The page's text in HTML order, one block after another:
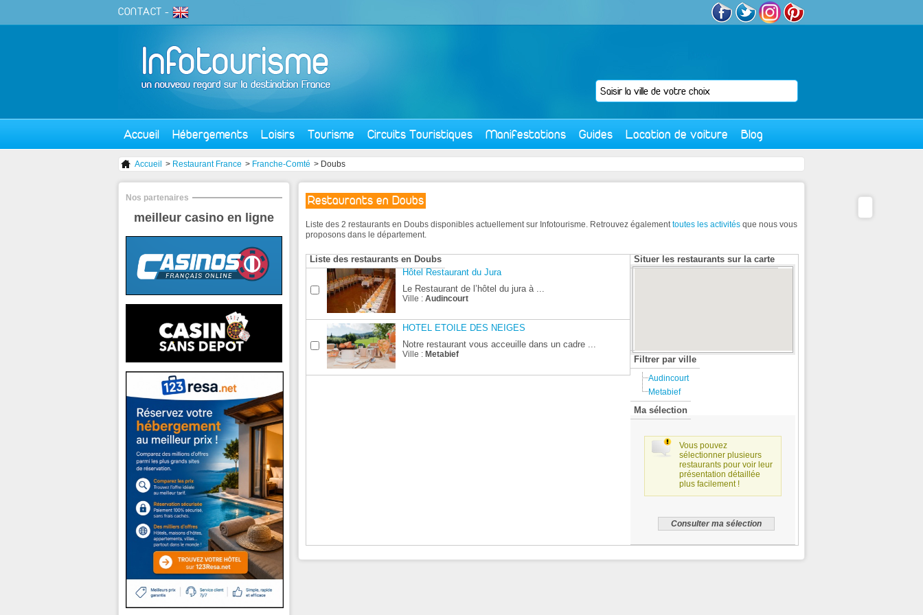
CONTACT -
Accueil Hébergements Loisirs Tourisme Circuits Touristiques Manifestations Guides Location de voiture Blog
Accueil > Restaurant France > Franche-Comté > Doubs
Restaurants en Doubs
Liste des 2 restaurants en Doubs disponibles actuellement sur Infotourisme. Retrouvez égalementtoutes les activités que nous vous
proposons dans le département.
Liste des restaurants en Doubs
Hôtel Restaurant du Jura
Le Restaurant de l’hôtel du jura à ...
Ville : Audincourt
HOTEL ETOILE DES NEIGES
Notre restaurant vous acceuille dans un cadre ...
Ville : Metabief
Situer les restaurants sur la carte
Filtrer par ville
Audincourt
Metabief
Ma sélection
Vous pouvez
sélectionner plusieurs
restaurants pour voir leur
présentation détaillée
plus facilement !
Nos partenaires
meilleur casino en ligne